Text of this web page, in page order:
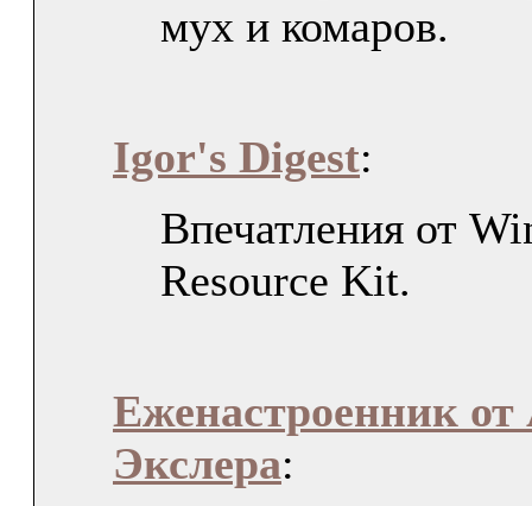
мух и комаров.
Igor's Digest:
Впечатления от
Resource Kit.
Еженастроенник от
Экслера: